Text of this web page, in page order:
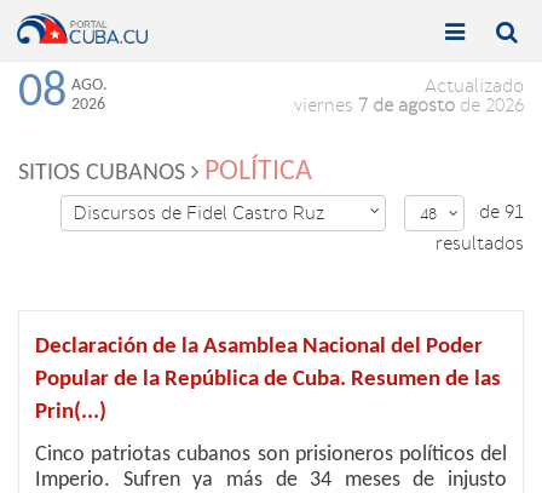
Toggle

Toggle

08 AGO.
2026
Actualizado
viernes 7 de agosto de 2026
SITIOS CUBANOS POLÍTICA
Discursos de Fidel Castro Ruz  48 
de 91
resultados
Declaración de la Asamblea Nacional del Poder
Popular de la República de Cuba. Resumen de las
Prin(...)
Cinco patriotas cubanos son prisioneros políticos del
Imperio. Sufren ya más de 34 meses de injusto